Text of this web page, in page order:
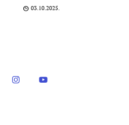
03.10.2025.